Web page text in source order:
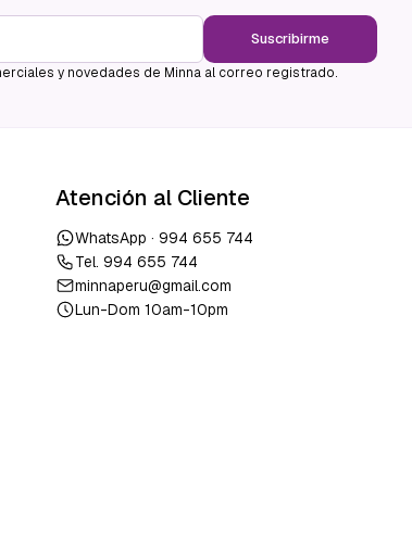
Suscribirme
y novedades de Minna al correo registrado.
Atención al Cliente
WhatsApp · 994 655 744
Tel. 994 655 744
minnaperu@gmail.com
Lun-Dom 10am-10pm